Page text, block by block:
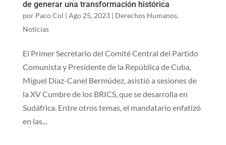
de generar una transformación histórica
por Paco Col | Ago 25, 2023| Derechos Humanos,
Noticias
El Primer Secretario del Comité Central del Partido
Comunista y Presidente de la República de Cuba,
Miguel Díaz-Canel Bermúdez, asistió a sesiones de
la XV Cumbre de los BRICS, que se desarrolla en
Sudáfrica. Entre otros temas, el mandatario enfatizó
en las...